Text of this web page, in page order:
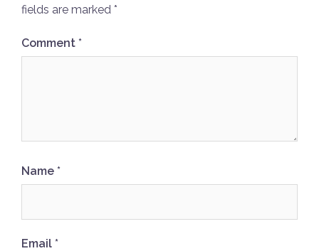
fields are marked *
Comment *
Name *
Email *